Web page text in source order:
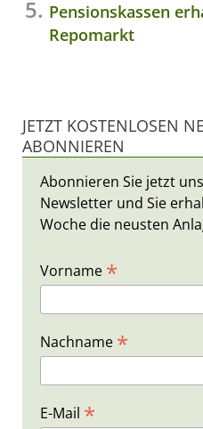
Pensionskassen
Repomarkt
JETZT KOSTENLOSEN
ABONNIEREN
Abonnieren Sie jetzt
Newsletter und Sie
Woche die neusten
Vorname *
Nachname *
E-Mail *